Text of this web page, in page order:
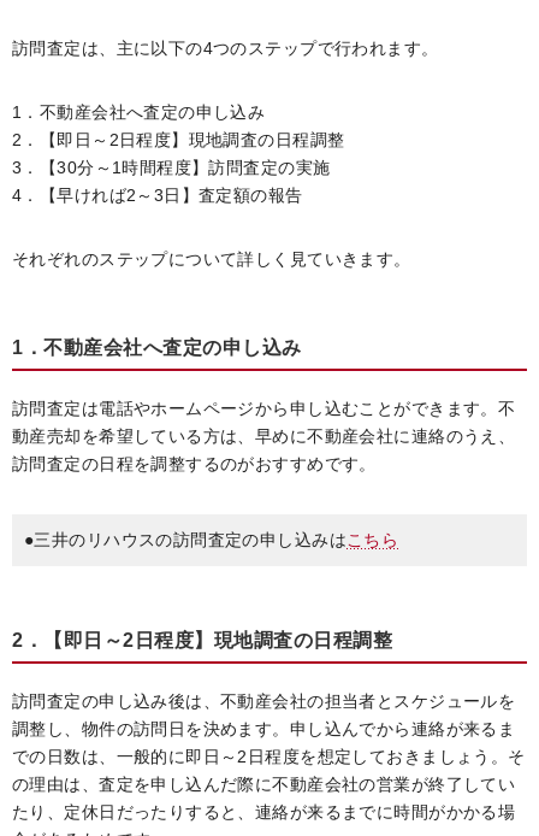
訪問査定は、主に以下の4つのステップで行われます。
1．不動産会社へ査定の申し込み
2．【即日～2日程度】現地調査の日程調整
3．【30分～1時間程度】訪問査定の実施
4．【早ければ2～3日】査定額の報告
それぞれのステップについて詳しく見ていきます。
1．不動産会社へ査定の申し込み
訪問査定は電話やホームページから申し込むことができます。不
動産売却を希望している方は、早めに不動産会社に連絡のうえ、
訪問査定の日程を調整するのがおすすめです。
●三井のリハウスの訪問査定の申し込みはこちら
2．【即日～2日程度】現地調査の日程調整
訪問査定の申し込み後は、不動産会社の担当者とスケジュールを
調整し、物件の訪問日を決めます。申し込んでから連絡が来るま
での日数は、一般的に即日～2日程度を想定しておきましょう。そ
の理由は、査定を申し込んだ際に不動産会社の営業が終了してい
たり、定休日だったりすると、連絡が来るまでに時間がかかる場